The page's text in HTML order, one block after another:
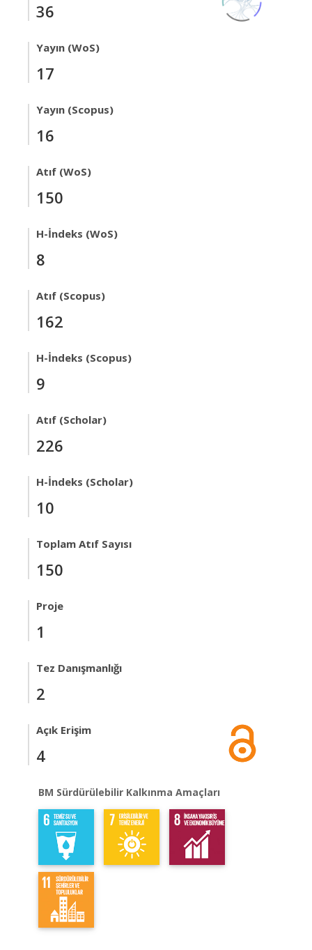
36
Yayın (WoS)
17
Yayın (Scopus)
16
Atıf (WoS)
150
H-İndeks (WoS)
8
Atıf (Scopus)
162
H-İndeks (Scopus)
9
Atıf (Scholar)
226
H-İndeks (Scholar)
10
Toplam Atıf Sayısı
150
Proje
1
Tez Danışmanlığı
2
Açık Erişim
4
BM Sürdürülebilir Kalkınma Amaçları